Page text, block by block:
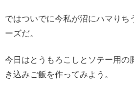
ではついでに今私が沼にハマりち
ーズだ。
今日はとうもろこしとソテー用の
き込みご飯を作ってみよう。